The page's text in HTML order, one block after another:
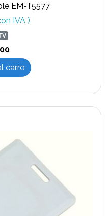
EM-T5577
IVA )
carro